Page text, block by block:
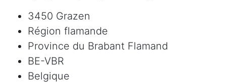
3450 Grazen
Région flamande
Province du Brabant Flamand
BE-VBR
Belgique